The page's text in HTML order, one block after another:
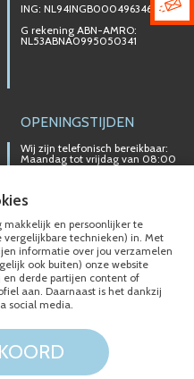
ING: NL94INGB0004963467
G rekening ABN-AMRO:
NL53ABNA0995050341
OPENINGSTIJDEN
Wij zijn telefonisch bereikbaar:
Maandag tot vrijdag van 08:00
t/m 17:00 uur
particuliere verkoop.
Afhalen van materialen is
alleen mogelijk na telefonisch
contact.
Siberg 2020 - 2026
makkelijk en persoonlijker te
technieken) in. Met
informatie over jou verzamelen
ook buiten) onze website
derde partijen content of
aan. Daarnaast is het dankzij
social media.